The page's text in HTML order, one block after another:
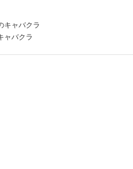
キャバクラ
ャバクラ